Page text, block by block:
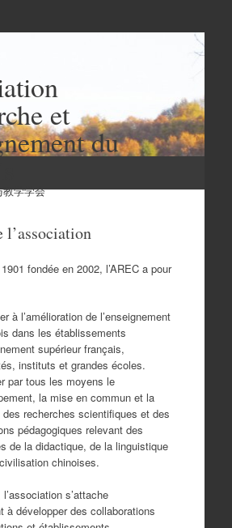
et
du
学学会
fondée en 2002, l’AREC a pour
à l’amélioration de l’enseignement
dans les établissements
supérieur français,
instituts et grandes écoles.
par tous les moyens le
la mise en commun et la
des recherches scientifiques et des
pédagogiques relevant des
de la didactique, de la linguistique
chinoises.
s’attache
à développer des collaborations